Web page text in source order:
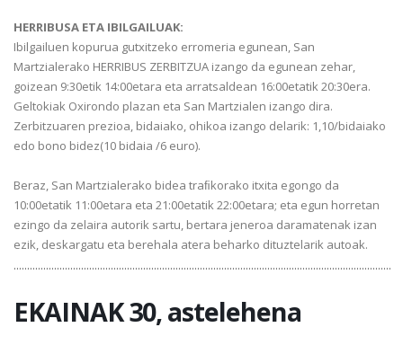
HERRIBUSA ETA IBILGAILUAK:
Ibilgailuen kopurua gutxitzeko erromeria egunean, San
Martzialerako HERRIBUS ZERBITZUA izango da egunean zehar,
goizean 9:30etik 14:00etara eta arratsaldean 16:00etatik 20:30era.
Geltokiak Oxirondo plazan eta San Martzialen izango dira.
Zerbitzuaren prezioa, bidaiako, ohikoa izango delarik: 1,10/bidaiako
edo bono bidez(10 bidaia /6 euro).
Beraz, San Martzialerako bidea traﬁkorako itxita egongo da
10:00etatik 11:00etara eta 21:00etatik 22:00etara; eta egun horretan
ezingo da zelaira autorik sartu, bertara jeneroa daramatenak izan
ezik, deskargatu eta berehala atera beharko dituztelarik autoak.
............................................................................................................................................
EKAINAK 30, astelehena